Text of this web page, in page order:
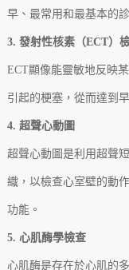
早、最常用和最基本的
3. 發射性核素（ECT）
ECT顯像能靈敏地反映
引起的梗塞，從而達到
4. 超聲心動圖
超聲心動圖是利用超聲
織，以檢查心室壁的動
功能。
5. 心肌酶學檢查
心肌酶是存在於心肌的